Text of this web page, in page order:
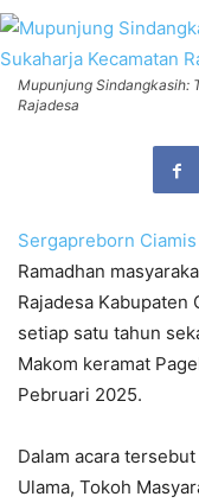
Mupunjung Sindangkasih:
Rajadesa
Sergapreborn Ciamis
Ramadhan
Rajadesa Kabupaten
setiap satu tahun
Makom keramat
Pebruari 2025.
Dalam acara
Ulama, Tokoh